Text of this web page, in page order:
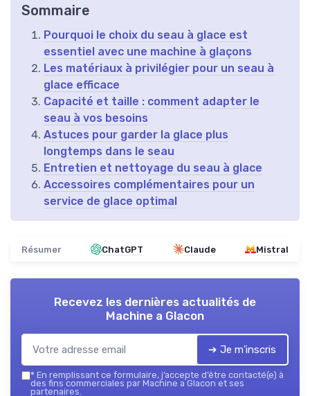
Sommaire
Pourquoi le choix du seau à glace est
essentiel avec une machine à glaçons
Les matériaux à privilégier pour un seau à
glace efficace
Capacité et taille : comment adapter le
seau à vos besoins
Astuces pour garder la glace plus
longtemps dans le seau
Entretien et nettoyage du seau à glace
Accessoires complémentaires pour un
service de glace optimal
Résumer ChatGPT Claude Mistral
Recevez les dernières actualités de
Machine a Glacon
➔ Je m'inscris
* En remplissant ce formulaire, j’accepte d’être contacté(e) à
des fins commerciales par Machine a Glacon et ses
partenaires.